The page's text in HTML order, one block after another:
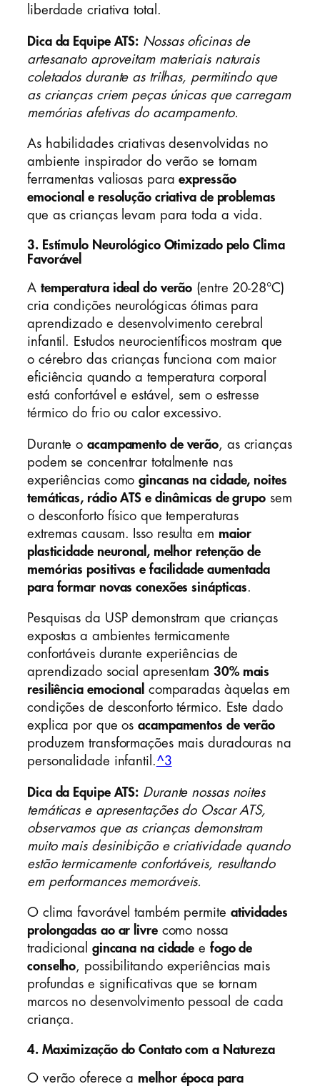
liberdade criativa total.
Dica da Equipe ATS: Nossas oficinas de
artesanato aproveitam materiais naturais
coletados durante as trilhas, permitindo que
as crianças criem peças únicas que carregam
memórias afetivas do acampamento.
As habilidades criativas desenvolvidas no
ambiente inspirador do verão se tornam
ferramentas valiosas paraexpressão
emocional e resolução criativa de problemas
que as crianças levam para toda a vida.
3. Estímulo Neurológico Otimizado pelo Clima
Favorável
A temperatura ideal do verão (entre 20-28°C)
cria condições neurológicas ótimas para
aprendizado e desenvolvimento cerebral
infantil. Estudos neurocientíficos mostram que
o cérebro das crianças funciona com maior
eficiência quando a temperatura corporal
está confortável e estável, sem o estresse
térmico do frio ou calor excessivo.
Durante o acampamento de verão , as crianças
podem se concentrar totalmente nas
experiências comogincanas na cidade, noites
temáticas, rádio ATS e dinâmicas de gruposem
o desconforto físico que temperaturas
extremas causam. Isso resulta em maior
plasticidade neuronal, melhor retenção de
memórias positivas e facilidade aumentada
para formar novas conexões sinápticas
Pesquisas da USP demonstram que crianças
expostas a ambientes termicamente
confortáveis durante experiências de
aprendizado social apresentam 30% mais
resiliência emocional comparadas àquelas em
condições de desconforto térmico. Este dado
explica por que osacampamentos de verão
produzem transformações mais duradouras na
personalidade infantil.^3
Dica da Equipe ATS: Durante nossas noites
temáticas e apresentações do Oscar ATS,
observamos que as crianças demonstram
muito mais desinibição e criatividade quando
estão termicamente confortáveis, resultando
em performances memoráveis.
O clima favorável também permite atividades
prolongadas ao ar livrecomo nossa
tradicional gincana na cidade e fogo de
conselho, possibilitando experiências mais
profundas e significativas que se tornam
marcos no desenvolvimento pessoal de cada
criança.
4. Maximização do Contato com a Natureza
O verão oferece a melhor época para